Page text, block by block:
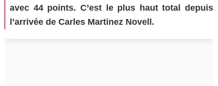
avec 44 points. C’est le plus haut total depuis
l’arrivée de Carles Martinez Novell.